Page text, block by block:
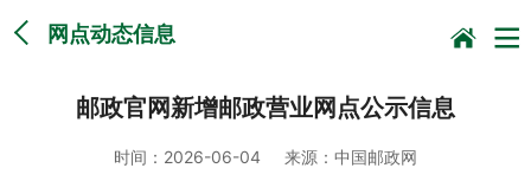
网点动态信息
邮政官网新增邮政营业网点公示信息
时间： 2026-06-04 来源： 中国邮政网